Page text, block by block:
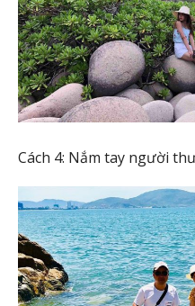
Cách 4: Nắm tay người